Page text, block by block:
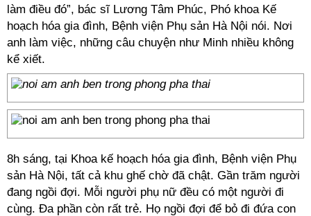
làm điều đó”, bác sĩ Lương Tâm Phúc, Phó khoa Kế
hoạch hóa gia đình, Bệnh viện Phụ sản Hà Nội nói. Nơi
anh làm việc, những câu chuyện như Minh nhiều không
kể xiết.
8h sáng, tại Khoa kế hoạch hóa gia đình, Bệnh viện Phụ
sản Hà Nội, tất cả khu ghế chờ đã chật. Gần trăm người
đang ngồi đợi. Mỗi người phụ nữ đều có một người đi
cùng. Đa phần còn rất trẻ. Họ ngồi đợi để bỏ đi đứa con